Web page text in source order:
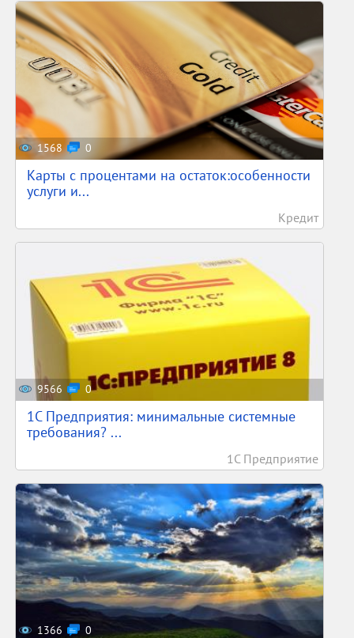
1568 0
Карты с процентами на остаток:особенности
услуги и...
Кредит
9566 0
1С Предприятия: минимальные системные
требования? ...
1С Предприятие
1366 0